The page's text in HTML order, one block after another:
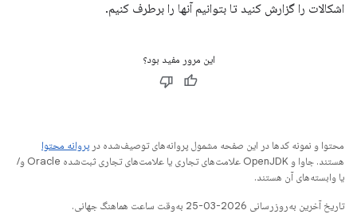
اشکالات را گزارش کنید تا بتوانیم آنها را برطرف کنیم.
این مرور مفید بود؟
محتوا و نمونه کدها در این صفحه مشمول پروانه‌های توصیف‌شده در پروانه محتوا
هستند. جاوا و OpenJDK علامت‌های تجاری یا علامت‌های تجاری ثبت‌شده Oracle و/
یا وابسته‌های آن هستند.
تاریخ آخرین به‌روزرسانی 2026-03-25 به‌وقت ساعت هماهنگ جهانی.